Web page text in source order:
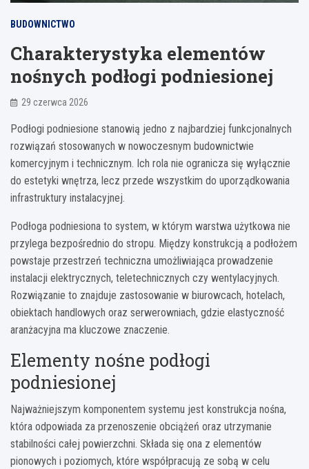
BUDOWNICTWO
Charakterystyka elementów
nośnych podłogi podniesionej
29 czerwca 2026
Podłogi podniesione stanowią jedno z najbardziej funkcjonalnych
rozwiązań stosowanych w nowoczesnym budownictwie
komercyjnym i technicznym. Ich rola nie ogranicza się wyłącznie
do estetyki wnętrza, lecz przede wszystkim do uporządkowania
infrastruktury instalacyjnej.
Podłoga podniesiona to system, w którym warstwa użytkowa nie
przylega bezpośrednio do stropu. Między konstrukcją a podłożem
powstaje przestrzeń techniczna umożliwiająca prowadzenie
instalacji elektrycznych, teletechnicznych czy wentylacyjnych.
Rozwiązanie to znajduje zastosowanie w biurowcach, hotelach,
obiektach handlowych oraz serwerowniach, gdzie elastyczność
aranżacyjna ma kluczowe znaczenie.
Elementy nośne podłogi
podniesionej
Najważniejszym komponentem systemu jest konstrukcja nośna,
która odpowiada za przenoszenie obciążeń oraz utrzymanie
stabilności całej powierzchni. Składa się ona z elementów
pionowych i poziomych, które współpracują ze sobą w celu